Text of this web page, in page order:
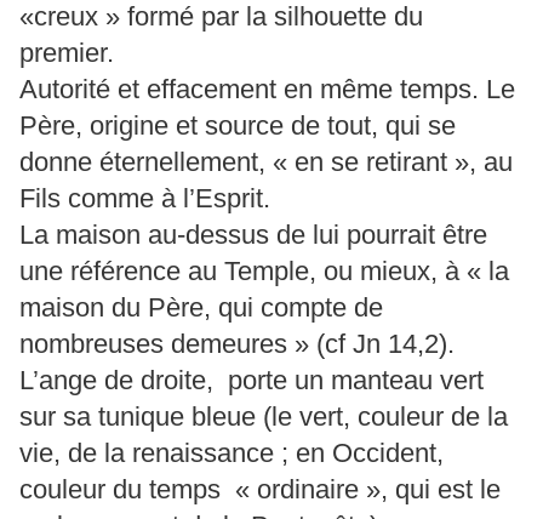
«creux » formé par la silhouette du
premier.
Autorité et effacement en même temps. Le
Père, origine et source de tout, qui se
donne éternellement, « en se retirant », au
Fils comme à l’Esprit.
La maison au-dessus de lui pourrait être
une référence au Temple, ou mieux, à « la
maison du Père, qui compte de
nombreuses demeures » (cf Jn 14,2).
L’ange de droite, porte un manteau vert
sur sa tunique bleue (le vert, couleur de la
vie, de la renaissance ; en Occident,
couleur du temps « ordinaire », qui est le